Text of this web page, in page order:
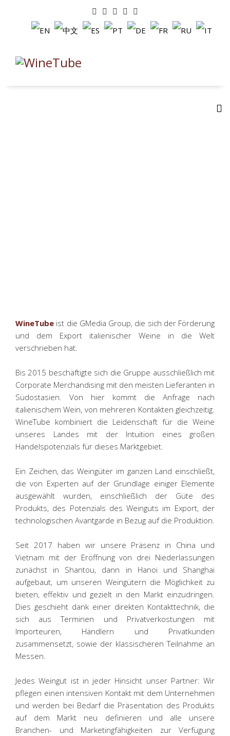
WineTube ist die GMedia Group, die sich der Förderung
und dem Export italienischer Weine in die Welt
verschrieben hat.
Bis 2015 beschäftigte sich die Gruppe ausschließlich mit
Corporate Merchandising mit den meisten Lieferanten in
Südostasien. Von hier kommt die Anfrage nach
italienischem Wein, von mehreren Kontakten gleichzeitig.
WineTube kombiniert die Leidenschaft für die Weine
unseres Landes mit der Intuition eines großen
Handelspotenzials für dieses Marktgebiet.
Ein Zeichen, das Weingüter im ganzen Land einschließt,
die von Experten auf der Grundlage einiger Elemente
ausgewählt wurden, einschließlich der Güte des
Produkts, des Potenzials des Weinguts im Export, der
technologischen Avantgarde in Bezug auf die Produktion.
Seit 2017 haben wir unsere Präsenz in China und
Vietnam mit der Eröffnung von drei Niederlassungen
zunächst in Shantou, dann in Hanoi und Shanghai
aufgebaut, um unseren Weingütern die Möglichkeit zu
bieten, effektiv und gezielt in den Markt einzudringen.
Dies geschieht dank einer direkten Kontakttechnik, die
sich aus Terminen und Privatverkostungen mit
Importeuren, Händlern und Privatkunden
zusammensetzt, sowie der klassischeren Teilnahme an
Messen.
Jedes Weingut ist in jeder Hinsicht unser Partner: Wir
pflegen einen intensiven Kontakt mit dem Unternehmen
und werden bei Bedarf die Präsentation des Produkts
auf dem Markt neu definieren und alle unsere
Branchen- und Marketingfähigkeiten zur Verfügung